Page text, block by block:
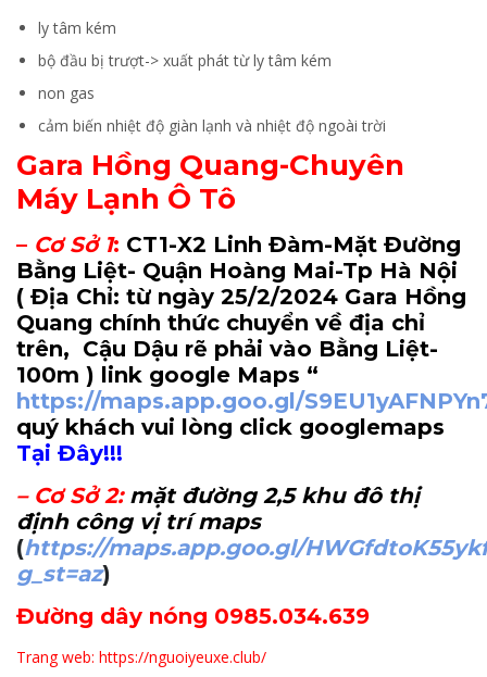
ly tâm kém
bộ đầu bị trượt-> xuất phát từ ly tâm kém
non gas
cảm biến nhiệt độ giàn lạnh và nhiệt độ ngoài trời
Gara Hồng Quang-Chuyên
Máy Lạnh Ô Tô
– Cơ Sở 1: CT1-X2 Linh Đàm-Mặt Đường
Bằng Liệt- Quận Hoàng Mai-Tp Hà Nội
( Địa Chỉ: từ ngày 25/2/2024 Gara Hồng
Quang chính thức chuyển về địa chỉ
trên, Cậu Dậu rẽ phải vào Bằng Liệt-
100m ) link google Maps “
https://maps.app.goo.gl/
quý khách vui lòng click googlemaps
Tại Đây!!!
– Cơ Sở 2: mặt đường 2,5 khu đô thị
định công vị trí maps
(https://maps.app.goo.gl/
g_st=az)
Đường dây nóng 0985.034.639
Trang web: https://nguoiyeuxe.club/